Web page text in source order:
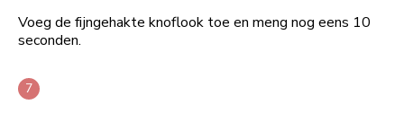
Voeg de fijngehakte knoflook toe en meng nog eens 10
seconden.